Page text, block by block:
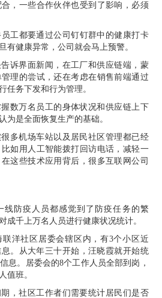
，一些合作伙伴也受到了影响，必须
工都要通过公司钉钉群中的健康打卡
有健康异常，公司就会马上预警。
诉界面新闻，在工厂和供应链端，蒙
理的尝试，还在考虑在销售前端通过
任务下发和行为管理。
数万名员工的身体状况和供应链上下
为是全面恢复生产的基础。
多机场车站以及居民社区管理都已经
如用人工智能拨打回访电话，减轻一
这些技术应用背后，很多互联网公司
线防疫人员都感觉到了防疫任务的繁
成千上万名人员进行健康状况统计。
洋社区居委会辖区内，有3个小区近
。从大年三十开始，汪晓霞就开始统
息。居委会的8个工作人员全部到岗，
值班。
，社区工作者们需要统计居民们是否